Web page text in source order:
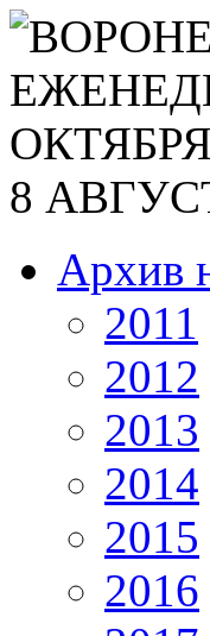
8
Архив
2011
2012
2013
2014
2015
2016